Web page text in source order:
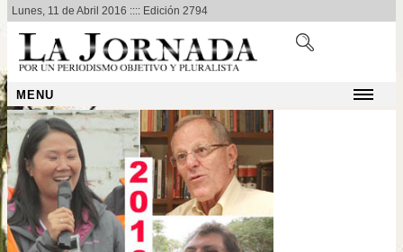
Lunes, 11 de Abril 2016 :::: Edición 2794
MENU